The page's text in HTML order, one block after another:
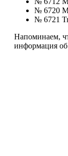
№ 6720
№ 6721
Напоминаем,
информация